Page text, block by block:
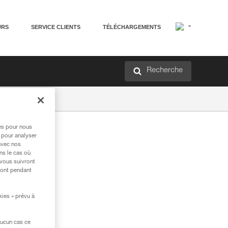
SERVICE CLIENTS TÉLÉCHARGEMENTS
Recherche
pour nous
analyser
nos
le cas où
suivront
pendant
» prévu à
cas ce